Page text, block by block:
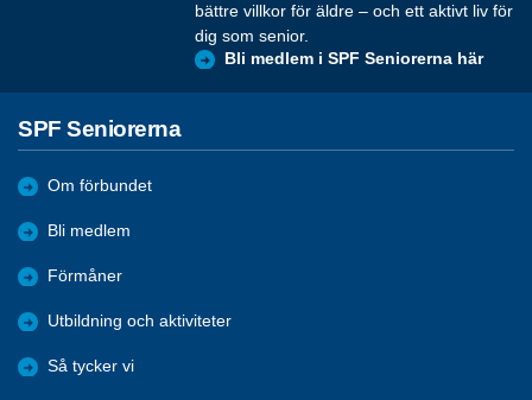
bättre villkor för äldre – och ett aktivt liv för
dig som senior.
Bli medlem i SPF Seniorerna här
SPF Seniorerna
Om förbundet
Bli medlem
Förmåner
Utbildning och aktiviteter
Så tycker vi